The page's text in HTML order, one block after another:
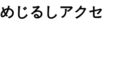
じるしアクセ